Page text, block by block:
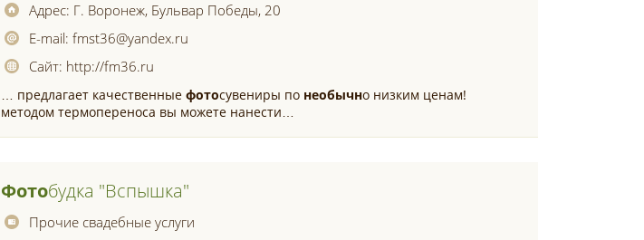
Адрес: Г. Воронеж, Бульвар Победы, 20
E-mail:fmst36@yandex.ru
Сайт: http://fm36.ru
… предлагает качественныефотосувениры по необычно низким ценам!
методом термопереноса вы можете нанести…
ФотоБудка "вспышка"
Прочие свадебные услуги